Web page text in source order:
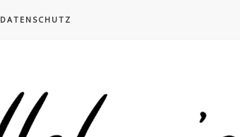
DATENSCHUTZ